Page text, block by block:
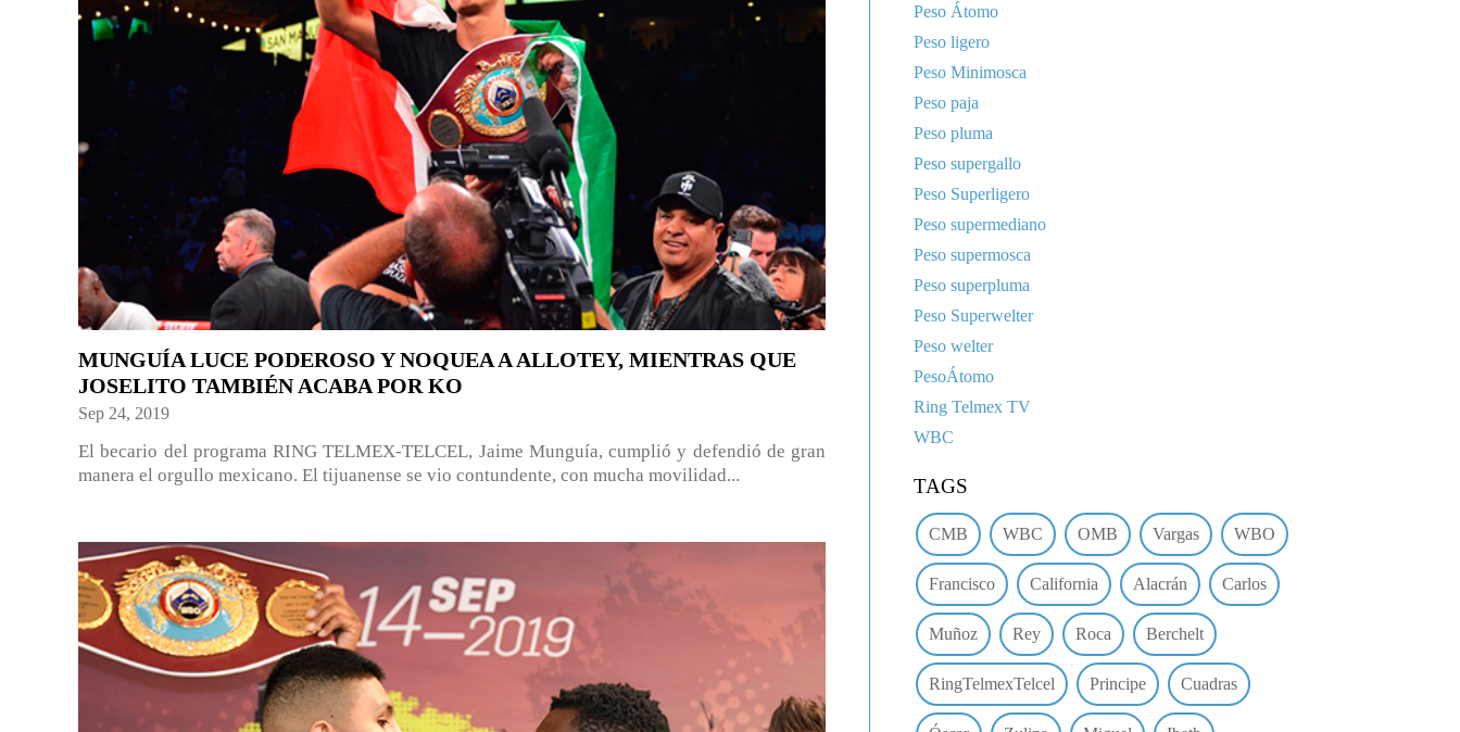
MUNGUÍA LUCE PODEROSO Y NOQUEA A ALLOTEY, MIENTRAS QUE
JOSELITO TAMBIÉN ACABA POR KO
Sep 24, 2019
El becario del programa RING TELMEX-TELCEL, Jaime Munguía, cumplió y defendió de gran
manera el orgullo mexicano. El tijuanense se vio contundente, con mucha movilidad...
Peso Átomo
Peso ligero
Peso Minimosca
Peso paja
Peso pluma
Peso supergallo
Peso Superligero
Peso supermediano
Peso supermosca
Peso superpluma
Peso Superwelter
Peso welter
PesoÁtomo
Ring Telmex TV
WBC
TAGS
CMB WBC OMB Vargas WBO
Francisco California Alacrán Carlos
Muñoz Rey Roca Berchelt
RingTelmexTelcel Principe Cuadras